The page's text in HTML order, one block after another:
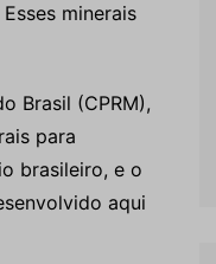
minerais
Brasil (CPRM),
para
brasileiro, e o
aqui